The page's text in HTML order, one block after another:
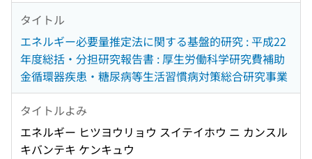
タイトル
エネルギー必要量推定法に関する基盤的研究 : 平成22
年度総括・分担研究報告書 : 厚生労働科学研究費補助
金循環器疾患・糖尿病等生活習慣病対策総合研究事業
タイトルよみ
エネルギー ヒツヨウリョウ スイテイホウ ニ カンスル
キバンテキ ケンキュウ